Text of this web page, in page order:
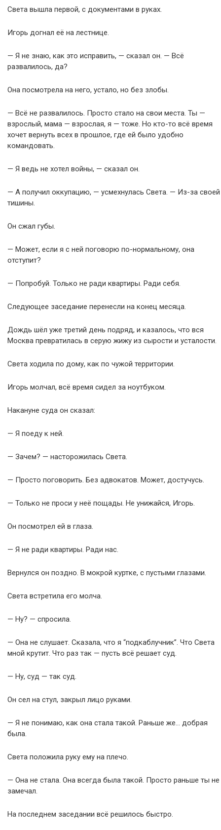
Света вышла первой, с документами в руках.
Игорь догнал её на лестнице.
— Я не знаю, как это исправить, — сказал он. — Всё
развалилось, да?
Она посмотрела на него, устало, но без злобы.
— Всё не развалилось. Просто стало на свои места. Ты —
взрослый, мама — взрослая, я — тоже. Но кто-то всё время
хочет вернуть всех в прошлое, где ей было удобно
командовать.
— Я ведь не хотел войны, — сказал он.
— А получил оккупацию, — усмехнулась Света. — Из-за своей
тишины.
Он сжал губы.
— Может, если я с ней поговорю по-нормальному, она
отступит?
— Попробуй. Только не ради квартиры. Ради себя.
Следующее заседание перенесли на конец месяца.
Дождь шёл уже третий день подряд, и казалось, что вся
Москва превратилась в серую жижу из сырости и усталости.
Света ходила по дому, как по чужой территории.
Игорь молчал, всё время сидел за ноутбуком.
Накануне суда он сказал:
— Я поеду к ней.
— Зачем? — насторожилась Света.
— Просто поговорить. Без адвокатов. Может, достучусь.
— Только не проси у неё пощады. Не унижайся, Игорь.
Он посмотрел ей в глаза.
— Я не ради квартиры. Ради нас.
Вернулся он поздно. В мокрой куртке, с пустыми глазами.
Света встретила его молча.
— Ну? — спросила.
— Она не слушает. Сказала, что я “подкаблучник”. Что Света
мной крутит. Что раз так — пусть всё решает суд.
— Ну, суд — так суд.
Он сел на стул, закрыл лицо руками.
— Я не понимаю, как она стала такой. Раньше же… добрая
была.
Света положила руку ему на плечо.
— Она не стала. Она всегда была такой. Просто раньше ты не
замечал.
На последнем заседании всё решилось быстро.